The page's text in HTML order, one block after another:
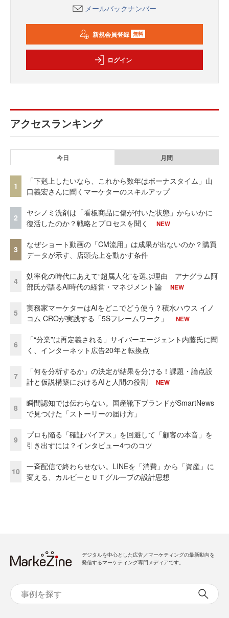
メールバックナンバー
新規会員登録 無料
ログイン
アクセスランキング
今日 月間
1
「下剋上したいなら、これから数年はボーナスタイム」山
口義宏さんに聞くマーケターのスキルアップ
2
ヤシノミ洗剤は「看板商品に傷が付いた状態」からいかに
復活したのか？戦略とプロセスを聞く
NEW
3
なぜショート動画の「CM流用」は成果が出ないのか？購買
データが示す、店頭売上を動かす条件
4
効率化の時代にあえて“超属人化”を選ぶ理由 アナグラム阿
部氏が語るAI時代の経営・マネジメント論
NEW
5
実務家マーケターはAIをどこでどう使う？積水ハウス イノ
コム CROが実践する「5Sフレームワーク」
NEW
6
「“分業”は再定義される」サイバーエージェント内藤氏に聞
く、インターネット広告20年と転換点
7
「何を分析するか」の決定が結果を分ける！課題・論点設
計と仮説構築におけるAIと人間の役割
NEW
8
瞬間認知では伝わらない。国産靴下ブランドがSmartNews
で見つけた「ストーリーの届け方」
9
プロも陥る「確証バイアス」を回避して「顧客の本音」を
引き出すには？インタビュー4つのコツ
10
一斉配信で終わらせない。LINEを「消費」から「資産」に
変える、カルビーとＵＴグループの設計思想
デジタルを中心とした広告／マーケティングの最新動向を
発信するマーケティング専門メディアです。